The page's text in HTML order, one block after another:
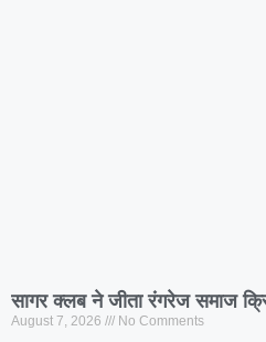
सागर क्लब ने जीता रंगरेज समाज
August 7, 2026 No Comments